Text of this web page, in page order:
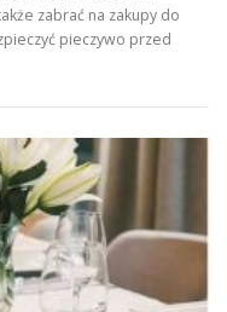
zabrać na zakupy do
pieczywo przed